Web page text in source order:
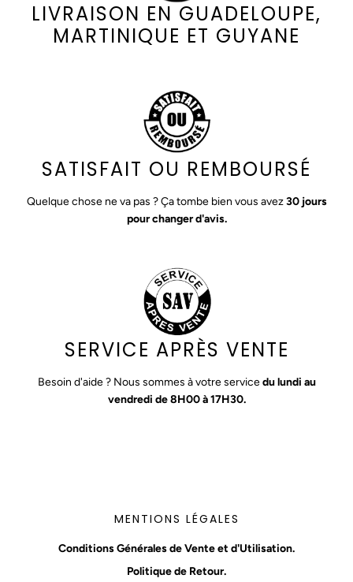
LIVRAISON EN GUADELOUPE,
MARTINIQUE ET GUYANE
SATISFAIT OU REMBOURSÉ
Quelque chose ne va pas ? Ça tombe bien vous avez30 jours
pour changer d'avis.
SERVICE APRÈS VENTE
Besoin d'aide ? Nous sommes à votre servicedu lundi au
vendredi de 8H00 à 17H30.
MENTIONS LÉGALES
Conditions Générales de Vente et d'Utilisation.
Politique de Retour.